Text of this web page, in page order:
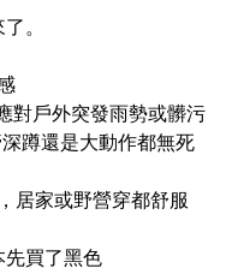
。
對戶外突發雨勢或髒污
蹲還是大動作都無死
居家或野營穿都舒服
先買了黑色